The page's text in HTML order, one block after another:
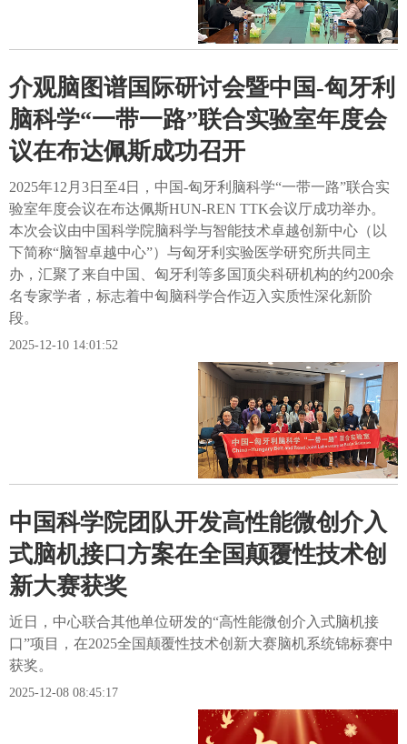
介观脑图谱国际研讨会暨中国-匈牙利
脑科学“一带一路”联合实验室年度会
议在布达佩斯成功召开
2025年12月3日至4日，中国-匈牙利脑科学“一带一路”联合实
验室年度会议在布达佩斯HUN-REN TTK会议厅成功举办。
本次会议由中国科学院脑科学与智能技术卓越创新中心（以
下简称“脑智卓越中心”）与匈牙利实验医学研究所共同主
办，汇聚了来自中国、匈牙利等多国顶尖科研机构的约200余
名专家学者，标志着中匈脑科学合作迈入实质性深化新阶
段。
2025-12-10 14:01:52
中国科学院团队开发高性能微创介入
式脑机接口方案在全国颠覆性技术创
新大赛获奖
近日，中心联合其他单位研发的“高性能微创介入式脑机接
口”项目，在2025全国颠覆性技术创新大赛脑机系统锦标赛中
获奖。
2025-12-08 08:45:17